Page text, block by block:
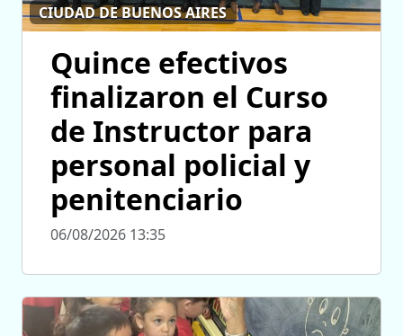
CIUDAD DE BUENOS AIRES
Quince efectivos
finalizaron el Curso
de Instructor para
personal policial y
penitenciario
06/08/2026 13:35